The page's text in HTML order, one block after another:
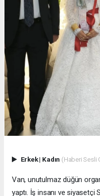
Erkek| Kadın (Haberi Sesli
Van, unutulmaz düğün
yaptı. İş insanı ve siyasetçi